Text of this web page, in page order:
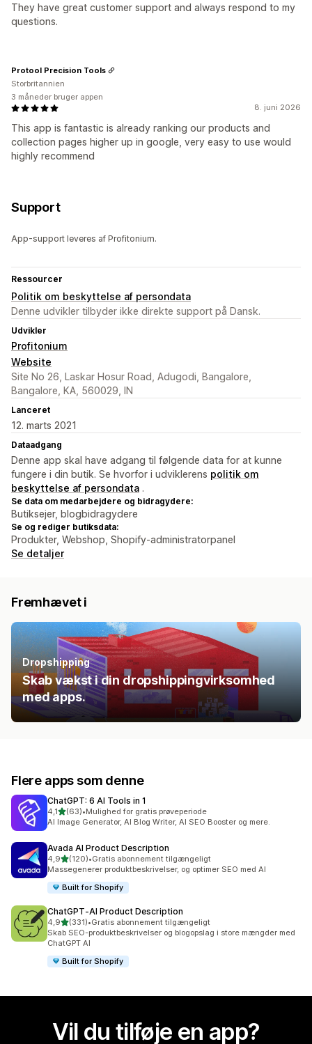
They have great customer support and always respond to my
questions.
8. juni 2026
This app is fantastic is already ranking our products and
collection pages higher up in google, very easy to use would
highly recommend
Protool Precision Tools
Storbritannien
3 måneder bruger appen
Support
App-support leveres af Profitonium.
Ressourcer
Politik om beskyttelse af persondata
Denne udvikler tilbyder ikke direkte support på Dansk.
Udvikler
Profitonium
Website
Site No 26, Laskar Hosur Road, Adugodi, Bangalore,
Bangalore, KA, 560029, IN
Lanceret
12. marts 2021
Dataadgang
Denne app skal have adgang til følgende data for at kunne
fungere i din butik. Se hvorfor i udviklerens politik om
beskyttelse af persondata .
Se data om medarbejdere og bidragydere:
Butiksejer, blogbidragydere
Se og rediger butiksdata:
Produkter, Webshop, Shopify-administratorpanel
Se detaljer
Fremhævet i
Dropshipping
Skab vækst i din dropshippingvirksomhed
med apps.
Flere apps som denne
ChatGPT: 6 AI Tools in 1
4,1ud af 5 stjerner
(63)
63 anmeldelser i alt
•Mulighed for gratis prøveperiode
AI Image Generator, AI Blog Writer, AI SEO Booster og mere.
Avada AI Product Description
4,9ud af 5 stjerner
(120)
120 anmeldelser i alt
•Gratis abonnement tilgængeligt
Massegenerer produktbeskrivelser, og optimer SEO med AI
Built for Shopify
ChatGPT‑AI Product Description
4,9ud af 5 stjerner
(331)
331 anmeldelser i alt
•Gratis abonnement tilgængeligt
Skab SEO-produktbeskrivelser og blogopslag i store mængder med
ChatGPT AI
Built for Shopify
Vil du tilføje en app?